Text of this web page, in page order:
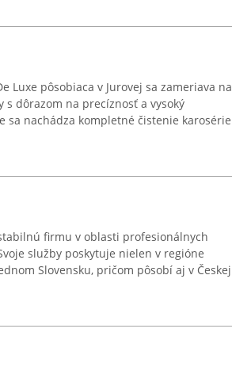
Luxe pôsobiaca v Jurovej sa zameriava na
dôrazom na precíznosť a vysoký
sa nachádza kompletné čistenie karosérie
firmu v oblasti profesionálnych
služby poskytuje nielen v regióne
Slovensku, pričom pôsobí aj v Českej